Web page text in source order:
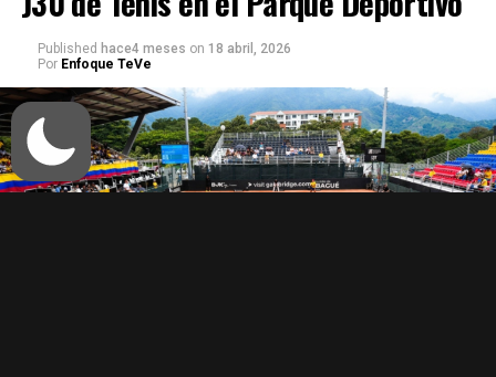
Published hace4 meses on 18 abril, 2026
Por Enfoque TeVe